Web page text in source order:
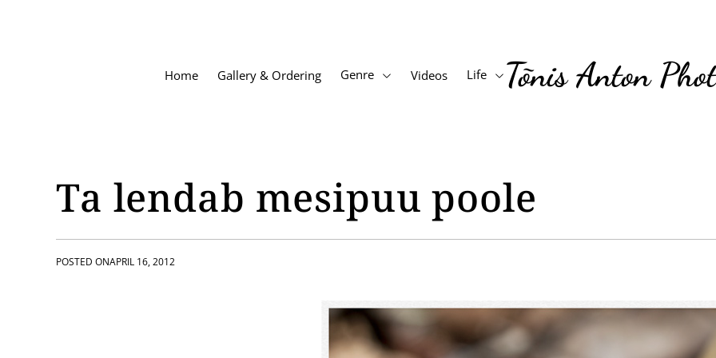
Home Gallery & Ordering Genre Videos Life Tõnis Anton
Ta lendab mesipuu poole
POSTED ONAPRIL 16, 2012